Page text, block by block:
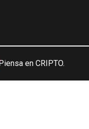
en CRIPTO.